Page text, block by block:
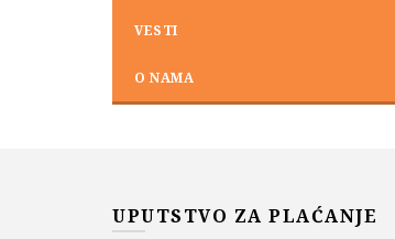
VESTI
O NAMA
UPUTSTVO ZA PLAĆANJE